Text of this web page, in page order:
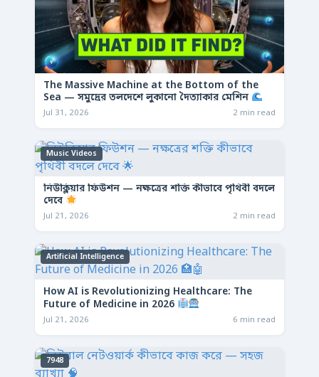
The Massive Machine at the Bottom of the
Sea — সমুদ্রের তলদেশে লুকানো দৈত্যাকার মেশিন
Jul 31, 2026 2 min read
Music Videos
নিউক্লিয়ার ফিউশন — নক্ষত্রের শক্তি কীভাবে পৃথিবী বদলে
দেবে
Jul 21, 2026 2 min read
Artificial Intelligence
How AI is Revolutionizing Healthcare: The
Future of Medicine in 2026
Jul 21, 2026 6 min read
7948